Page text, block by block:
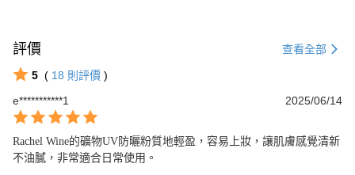
評價 查看全部
5 ( 18 則評價 )
e***********1
2025/06/14
Rachel Wine的礦物UV防曬粉質地輕盈，容易上妝，讓肌膚感覺清新
不油膩，非常適合日常使用。